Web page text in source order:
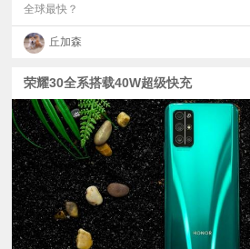
全球最快？
丘加森
荣耀30全系搭载40W超级快充